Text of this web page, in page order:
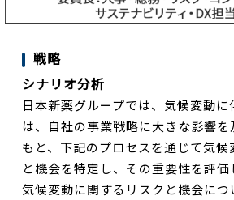
戦略
シナリオ分析
日本新薬グループでは、気候変動
は、自社の事業戦略に大きな影響
もと、下記のプロセスを通じて気候
と機会を特定し、その重要性を評価
気候変動に関するリスクと機会に